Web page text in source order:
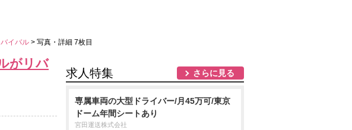
イバル > 写真・詳細 7枚目
がリバ
求人特集 さらに見る
専属車両の大型ドライバー/月45万可/東京
ドーム年間シートあり
宮田運送株式会社